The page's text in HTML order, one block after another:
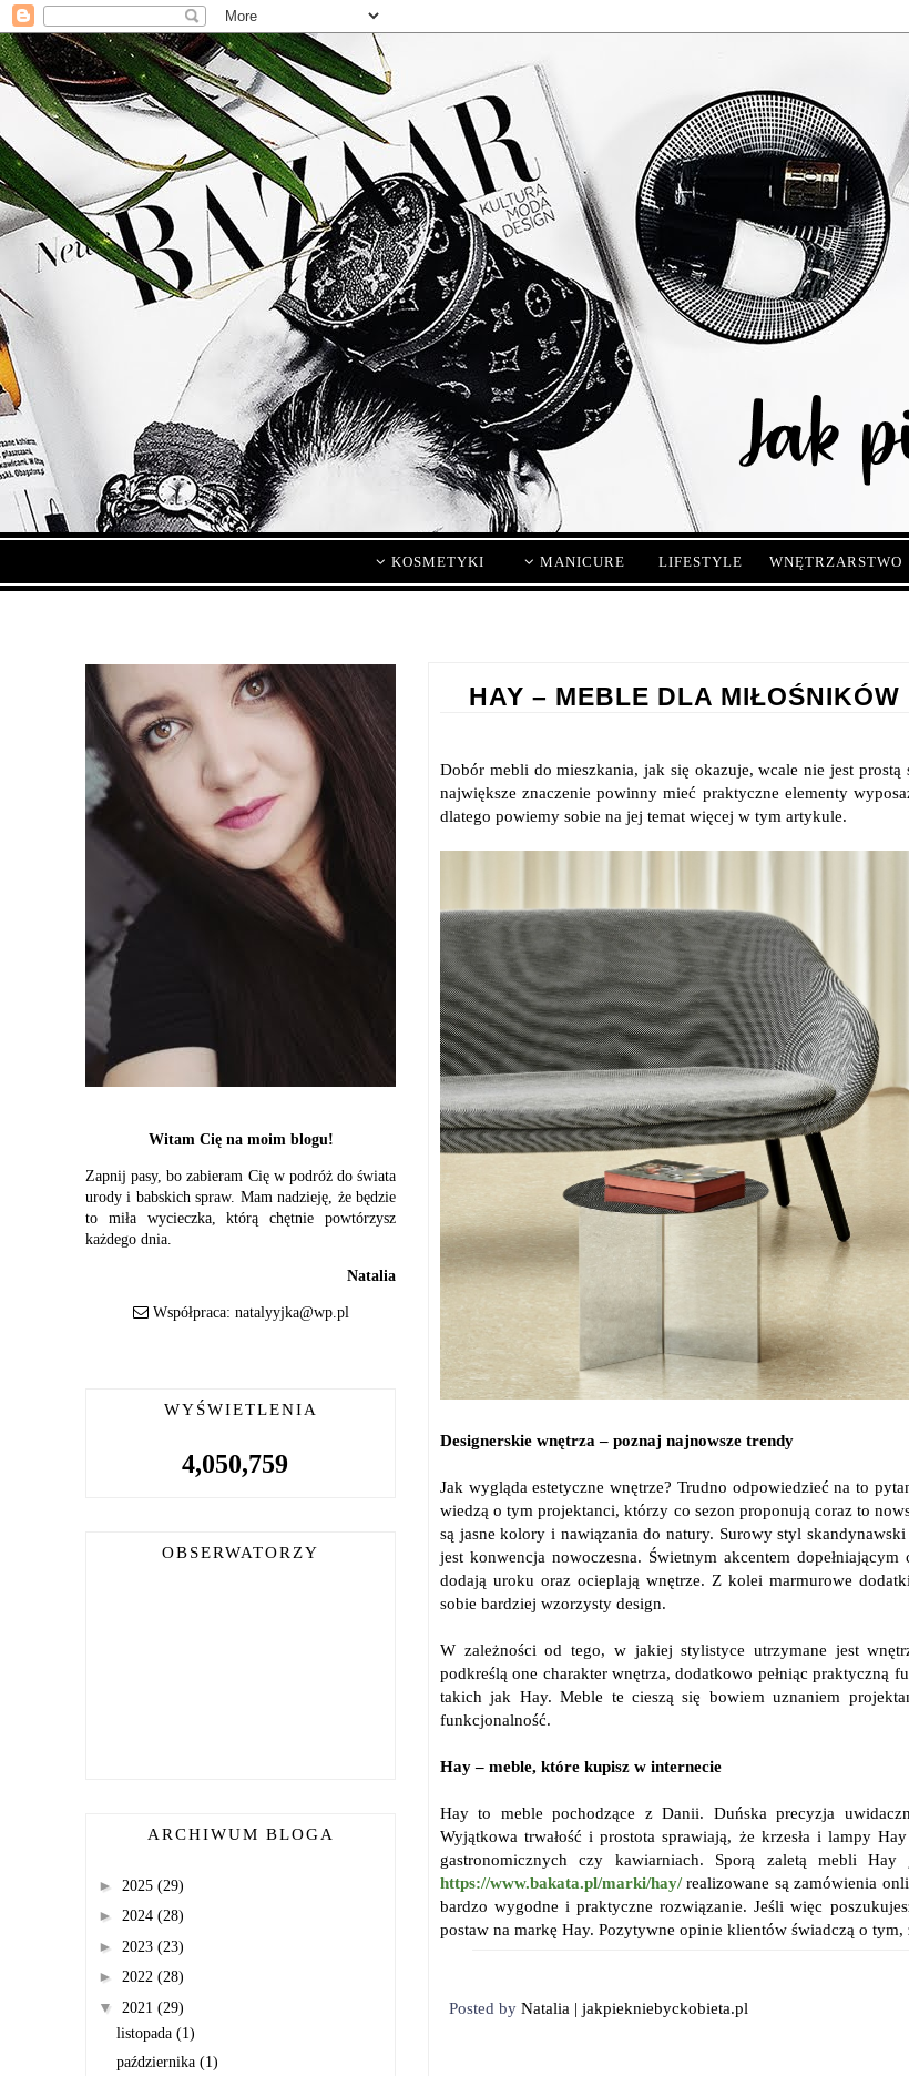
KOSMETYKI MANICURE LIFESTYLE WNĘTRZARSTWO
HAY – MEBLE DLA
Dobór mebli do mieszkania, jak się okazuje, wcale nie jest
największe znaczenie powinny mieć praktyczne elementy
dlatego powiemy sobie na jej temat więcej w tym artykule.
Designerskie wnętrza – poznaj najnowsze trendy
Jak wygląda estetyczne wnętrze? Trudno odpowiedzieć na to
wiedzą o tym projektanci, którzy co sezon proponują coraz to
są jasne kolory i nawiązania do natury. Surowy styl
jest konwencja nowoczesna. Świetnym akcentem
dodają uroku oraz ocieplają wnętrze. Z kolei marmurowe
sobie bardziej wzorzysty design.
W zależności od tego, w jakiej stylistyce utrzymane jest
podkreślą one charakter wnętrza, dodatkowo pełniąc praktyczną
takich jak Hay. Meble te cieszą się bowiem uznaniem
funkcjonalność.
Hay – meble, które kupisz w internecie
Hay to meble pochodzące z Danii. Duńska precyzja
Wyjątkowa trwałość i prostota sprawiają, że krzesła i lampy
gastronomicznych czy kawiarniach. Sporą zaletą mebli
https://www.bakata.pl/marki/hay/realizowane są zamówienia
bardzo wygodne i praktyczne rozwiązanie. Jeśli więc
postaw na markę Hay. Pozytywne opinie klientów świadczą o tym,
Posted by Natalia | jakpiekniebyckobieta.pl
Witam Cię na moim blogu!
Zapnij pasy, bo zabieram Cię w podróż do świata
urody i babskich spraw. Mam nadzieję, że będzie
to miła wycieczka, którą chętnie powtórzysz
każdego dnia.
Natalia
Współpraca: natalyyjka@wp.pl
WYŚWIETLENIA
4,050,759
OBSERWATORZY
ARCHIWUM BLOGA
► 2025 (29)
► 2024 (28)
► 2023 (23)
► 2022 (28)
▼ 2021 (29)
listopada (1)
października (1)